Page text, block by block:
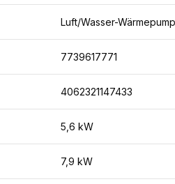
Luft/Wasser-
7739617771
4062321147433
5,6 kW
7,9 kW